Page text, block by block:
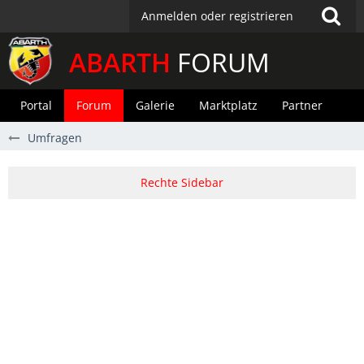
Anmelden oder registrieren
ABARTH FORUM
Portal Forum Galerie Marktplatz Partner
Umfragen